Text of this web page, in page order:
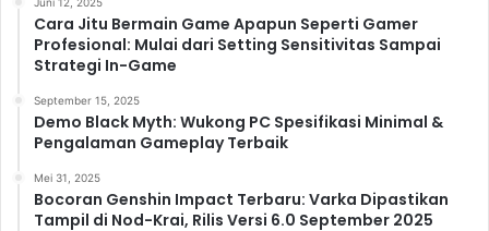
Cara Jitu Bermain Game Apapun Seperti Gamer
Profesional: Mulai dari Setting Sensitivitas Sampai
Strategi In-Game
September 15, 2025
Demo Black Myth: Wukong PC Spesifikasi Minimal &
Pengalaman Gameplay Terbaik
Mei 31, 2025
Bocoran Genshin Impact Terbaru: Varka Dipastikan
Tampil di Nod-Krai, Rilis Versi 6.0 September 2025